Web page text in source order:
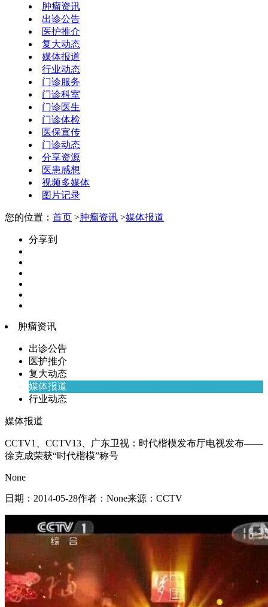
肿瘤资讯
出诊公告
医护推介
复大动态
媒体报道
行业动态
门诊服务
门诊科室
门诊医生
门诊体检
医保宣传
门诊动态
分享资源
医患感想
视频多媒体
图片记录
您的位置： 首页 >肿瘤资讯 >媒体报道
分享到
肿瘤资讯
出诊公告
医护推介
复大动态
媒体报道
行业动态
媒体报道
CCTV1、CCTV13、广东卫视：时代楷模发布厅电视发布——
徐克成荣获“时代楷模”称号
None
日期： 2014-05-28作者： None来源： CCTV